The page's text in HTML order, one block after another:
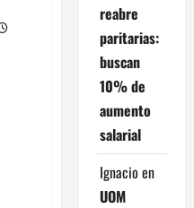
reabre
paritarias:
buscan
10% de
aumento
salarial
Ignacio en
UOM